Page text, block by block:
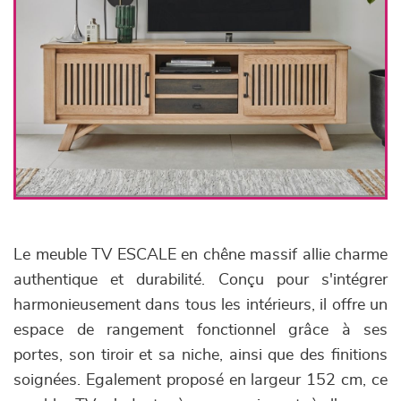
Le meuble TV ESCALE en chêne massif allie charme
authentique et durabilité. Conçu pour s'intégrer
harmonieusement dans tous les intérieurs, il offre un
espace de rangement fonctionnel grâce à ses
portes, son tiroir et sa niche, ainsi que des finitions
soignées. Egalement proposé en largeur 152 cm, ce